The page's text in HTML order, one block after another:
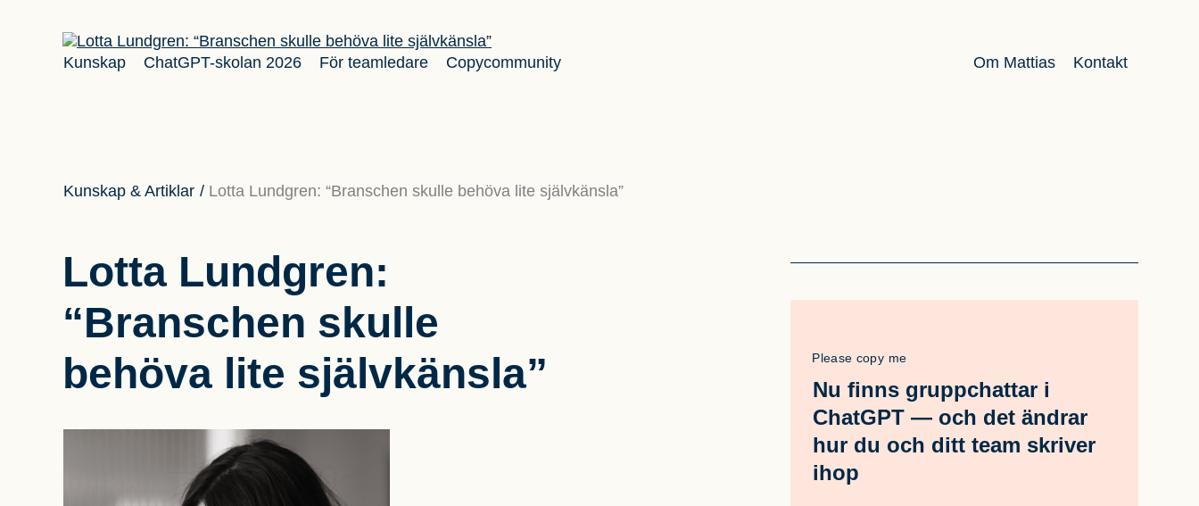
Kunskap ChatGPT-skolan 2026 För teamledare Copycommunity Om Mattias Kontakt
Kunskap & Artiklar / Lotta Lundgren: “Branschen skulle behöva lite självkänsla”
Lotta Lundgren:
“Branschen skulle
behöva lite självkänsla”
Please copy me
Nu finns gruppchattar i
ChatGPT — och det ändrar
hur du och ditt team skriver
ihop